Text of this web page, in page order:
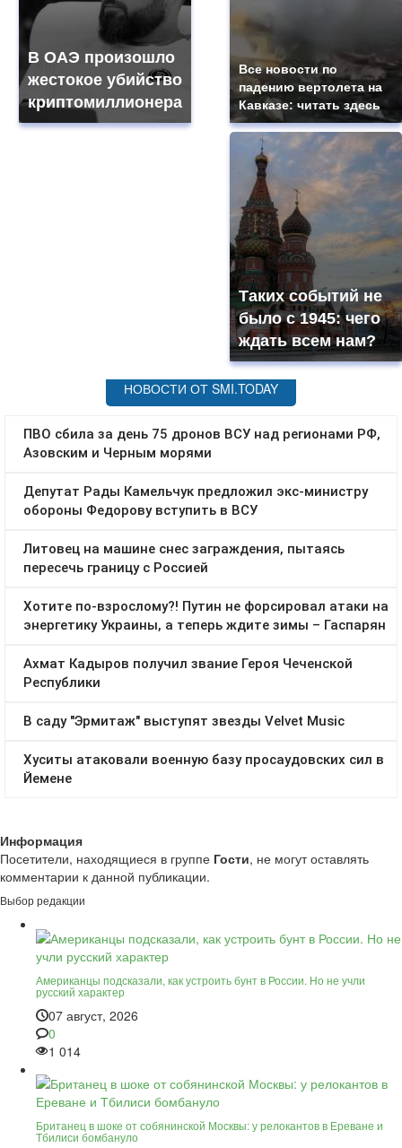
В ОАЭ произошло
жестокое убийство
криптомиллионера
Все новости по
падению вертолета на
Кавказе: читать здесь
Таких событий не
было с 1945: чего
ждать всем нам?
Информация
Посетители, находящиеся в группе Гости, не могут оставлять
комментарии к данной публикации.
Выбор редакции
Американцы подсказали, как устроить бунт в России. Но не учли
русский характер
07 август, 2026
0
1 014
Британец в шоке от собянинской Москвы: у релокантов в Ереване и
Тбилиси бомбануло